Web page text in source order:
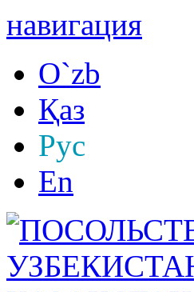
навигация
O`zb
Қаз
Рус
En